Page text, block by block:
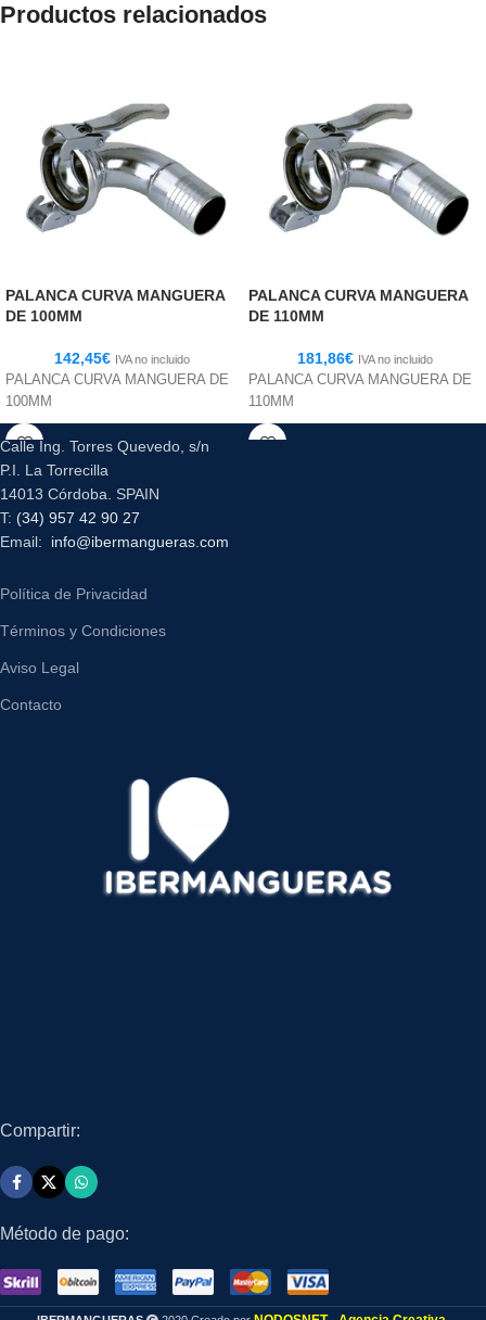
Productos relacionados
PALANCA CURVA MANGUERA
DE 100MM
142,45€ IVA no incluido
PALANCA CURVA MANGUERA DE
100MM
PALANCA CURVA MANGUERA
DE 110MM
181,86€ IVA no incluido
PALANCA CURVA MANGUERA DE
110MM
Calle Ing. Torres Quevedo, s/n
P.I. La Torrecilla
14013 Córdoba. SPAIN
T: (34) 957 42 90 27
Email: info@ibermangueras.com
Política de Privacidad
Términos y Condiciones
Aviso Legal
Contacto
Compartir:
Método de pago: